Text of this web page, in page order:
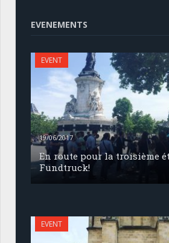
EVENEMENTS
EVENT
19/06/2017
En route pour la troisième
Fundtruck!
EVENT